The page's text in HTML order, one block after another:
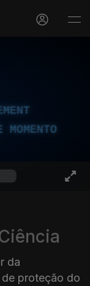
da
proteção do